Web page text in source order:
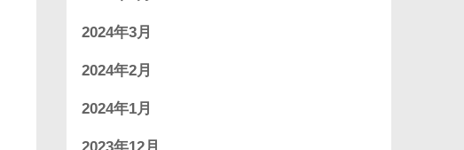
2024年3月
2024年2月
2024年1月